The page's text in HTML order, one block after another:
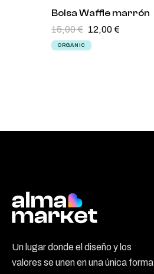
Bolsa Waffle marrón
15,00€ 12,00€
ORGANIC
Un lugar donde el diseño y los
valores se unen en una única forma